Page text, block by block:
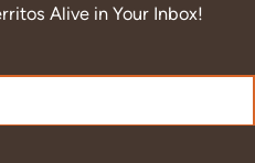
Alive in Your Inbox!